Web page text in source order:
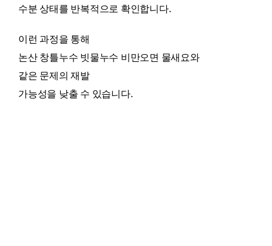
수분 상태를 반복적으로 확인합니다.
이런 과정을 통해
논산 창틀누수 빗물누수 비만오면 물새요와
같은 문제의 재발
가능성을 낮출 수 있습니다.